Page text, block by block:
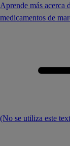
Aprende más acerca
medicamentos de
(No se utiliza este